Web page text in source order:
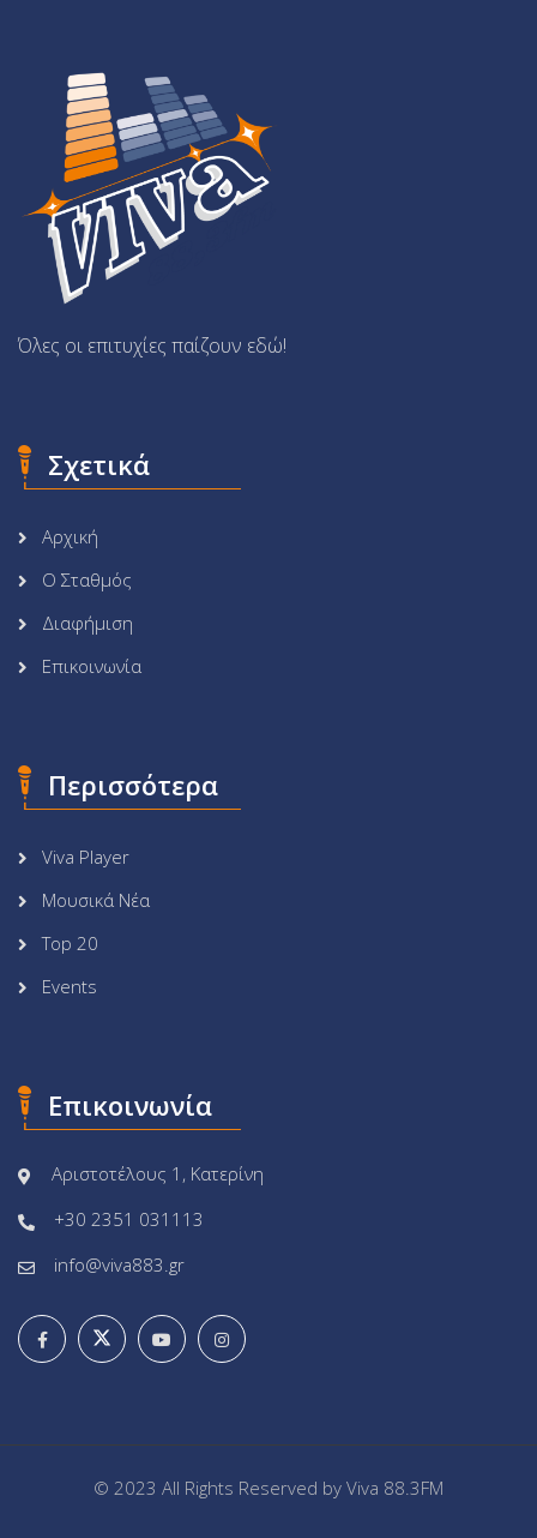
Όλες οι επιτυχίες παίζουν εδώ!
Σχετικά
Αρχική
Ο Σταθμός
Διαφήμιση
Επικοινωνία
Περισσότερα
Viva Player
Μουσικά Νέα
Top 20
Events
Επικοινωνία
Αριστοτέλους 1, Κατερίνη
+30 2351 031113
info@viva883.gr
© 2023 All Rights Reserved by Viva 88.3FM